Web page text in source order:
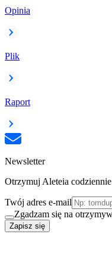
Opinia
Plik
Raport
Newsletter
Otrzymuj Aleteia
Twój adres e-mail
Zgadzam się na
Zapisz się